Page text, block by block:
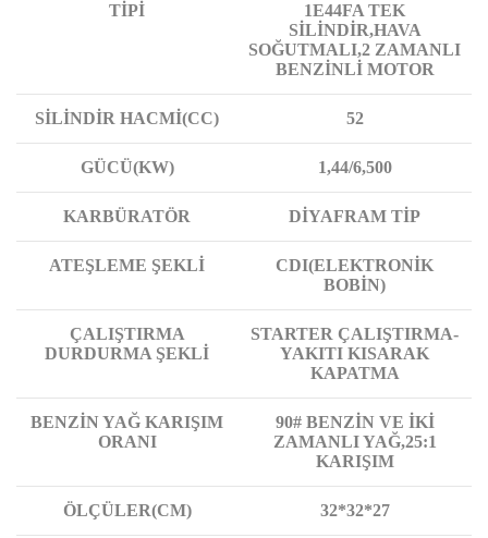
TİPİ
1E44FA TEK
SİLİNDİR,HAVA
SOĞUTMALI,2 ZAMANLI
BENZİNLİ MOTOR
SİLİNDİR HACMİ(CC) 52
GÜCÜ(KW) 1,44/6,500
KARBÜRATÖR DİYAFRAM TİP
ATEŞLEME ŞEKLİ
CDI(ELEKTRONİK
BOBİN)
ÇALIŞTIRMA
DURDURMA ŞEKLİ
STARTER ÇALIŞTIRMA-
YAKITI KISARAK
KAPATMA
BENZİN YAĞ KARIŞIM
ORANI
90# BENZİN VE İKİ
ZAMANLI YAĞ,25:1
KARIŞIM
ÖLÇÜLER(CM) 32*32*27